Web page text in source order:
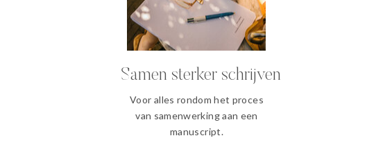
Samen sterker schrijven
Voor alles rondom het proces
van samenwerking aan een
manuscript.